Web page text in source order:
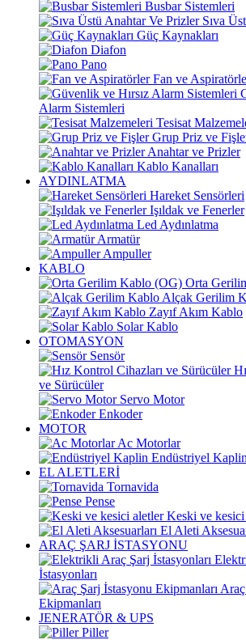
Busbar Sistemleri
Sıva
Güç Kaynakları
Diafon
Pano
Fan ve
Alarm Sistemleri
Tesisat
Grup Priz ve
Anahtar ve Prizler
Kablo Kanalları
AYDINLATMA
Hareket Sensörleri
Işıldak ve Fenerler
Led Aydınlatma
Armatür
Ampuller
KABLO
Orta
Alçak Gerilim
Zayıf Akım Kablo
Solar Kablo
OTOMASYON
Sensör
ve Sürücüler
Servo Motor
Enkoder
MOTOR
Ac Motorlar
Endüstriyel Kaplin
EL ALETLERİ
Tornavida
Pense
Keski ve
El Aleti
ARAÇ ŞARJ İSTASYONU
İstasyonları
Ekipmanları
JENERATÖR & UPS
Piller